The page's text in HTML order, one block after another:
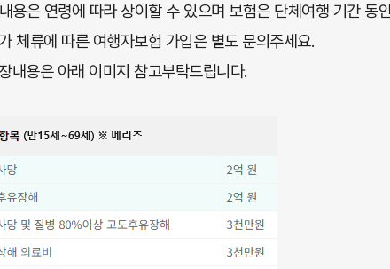
용은 연령에 따라 상이할 수 있으며 보험은 단체여행 기간 동
체류에 따른 여행자보험 가입은 별도 문의주세요.
내용은 아래 이미지 참고부탁드립니다.